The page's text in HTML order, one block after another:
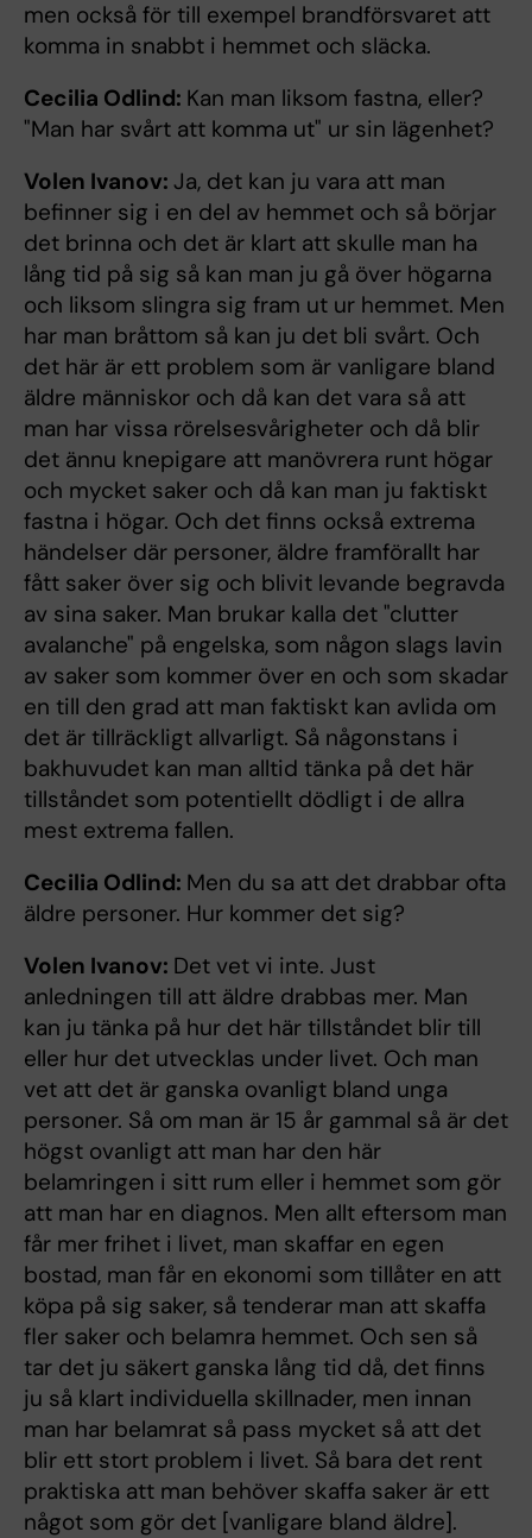
men också för till exempel brandförsvaret att
komma in snabbt i hemmet och släcka.
Cecilia Odlind: Kan man liksom fastna, eller?
"Man har svårt att komma ut" ur sin lägenhet?
Volen Ivanov: Ja, det kan ju vara att man
befinner sig i en del av hemmet och så börjar
det brinna och det är klart att skulle man ha
lång tid på sig så kan man ju gå över högarna
och liksom slingra sig fram ut ur hemmet. Men
har man bråttom så kan ju det bli svårt. Och
det här är ett problem som är vanligare bland
äldre människor och då kan det vara så att
man har vissa rörelsesvårigheter och då blir
det ännu knepigare att manövrera runt högar
och mycket saker och då kan man ju faktiskt
fastna i högar. Och det finns också extrema
händelser där personer, äldre framförallt har
fått saker över sig och blivit levande begravda
av sina saker. Man brukar kalla det "clutter
avalanche" på engelska, som någon slags lavin
av saker som kommer över en och som skadar
en till den grad att man faktiskt kan avlida om
det är tillräckligt allvarligt. Så någonstans i
bakhuvudet kan man alltid tänka på det här
tillståndet som potentiellt dödligt i de allra
mest extrema fallen.
Cecilia Odlind: Men du sa att det drabbar ofta
äldre personer. Hur kommer det sig?
Volen Ivanov: Det vet vi inte. Just
anledningen till att äldre drabbas mer. Man
kan ju tänka på hur det här tillståndet blir till
eller hur det utvecklas under livet. Och man
vet att det är ganska ovanligt bland unga
personer. Så om man är 15 år gammal så är det
högst ovanligt att man har den här
belamringen i sitt rum eller i hemmet som gör
att man har en diagnos. Men allt eftersom man
får mer frihet i livet, man skaffar en egen
bostad, man får en ekonomi som tillåter en att
köpa på sig saker, så tenderar man att skaffa
fler saker och belamra hemmet. Och sen så
tar det ju säkert ganska lång tid då, det finns
ju så klart individuella skillnader, men innan
man har belamrat så pass mycket så att det
blir ett stort problem i livet. Så bara det rent
praktiska att man behöver skaffa saker är ett
något som gör det [vanligare bland äldre].